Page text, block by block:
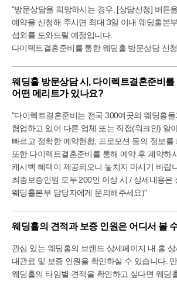
3. 넓고 고급스러운 로비와 신부대기실
천장 장식도 화려하고 예쁘게 되어 있고
편하게 이동 가능
로비에 선명한 큰 화면도 있고 앉아서 쉴
웰컴드링크도 준비되어 있답니다
4. 꽃이 가득한 포토테이블과 홀 내부, 긴
르비르모어는 홀에 꽃장식이 가득해요
요즘 인기있는 홀들처럼 조화+생화 장식
색감이 예뻐요
조명은 밝게~어둡게 요청 가능해 취향대
5. 착석인원이 200석 정도로 홀 내부 넓음
뒤쪽에 서있는 공간도 넓기 때문에 하객
볼 수 있어요
5. 다양하고 맛있는 뷔페
뷔페 종류도 다양하다고 하고 좋은 후기가
1. 주차장 입구가 좁고 경사짐
발렛은 중단된다는 말이 있어 다시 확인
2. 홀 내부 층고
"방문상담을 희망하시는 경우, [상담신청] 버튼
예약을 신청해 주시면 최대 3일 이내 웨딩홀본
섭외를 도와드릴 예정입니다.
다이렉트결혼준비를 통한 웨딩홀 방문상담 신
웨딩홀 방문상담 시, 다이렉트결혼준비를
어떤 메리트가 있나요?
"다이렉트결혼준비는 전국 300여곳의 웨딩홀
협업하고 있어 다른 업체 또는 직접(워크인) 알
빠르고 정확한 예약현황, 프로모션 등의 정보를
또한 다이렉트결혼준비를 통해 예약 후 계약하
캐시백 혜택이 제공되오니 놓치지 마시기 바랍
최종보증인원 모두 200인 이상 시 / 상세내용은
웨딩홀본부 담당자에게 문의해주세요)"
웨딩홀의 견적과 보증 인원은 어디서 볼
관심 있는 웨딩홀의 브랜드 상세페이지 내 홀
대관료 및 보증 인원을 확인하실 수 있습니다.
웨딩홀의 타임별 견적을 확인하고 싶다면 웨딩